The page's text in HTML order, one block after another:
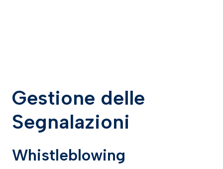
Gestione delle
Segnalazioni
Whistleblowing